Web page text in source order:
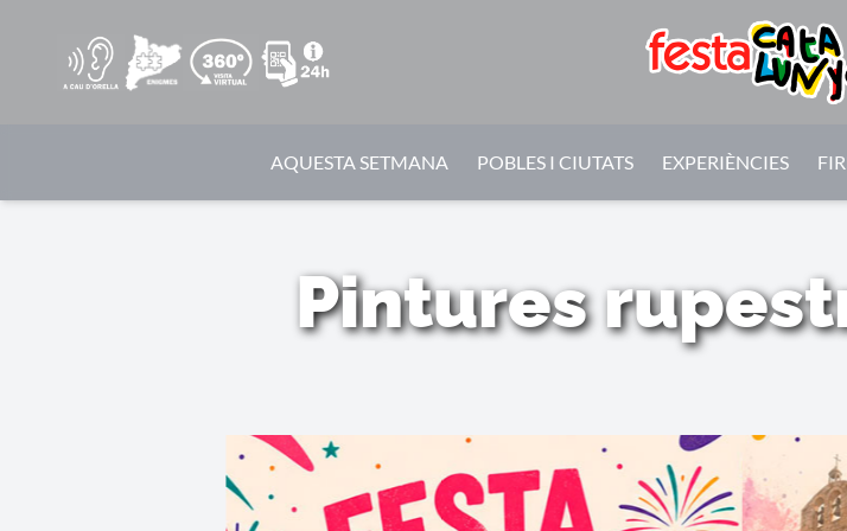
AQUESTA SETMANA POBLES I CIUTATS EXPERIÈNCIES
Pintures